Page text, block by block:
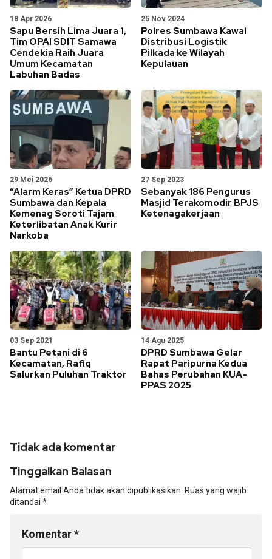
18 Apr 2026
Sapu Bersih Lima Juara 1,
Tim OPAI SDIT Samawa
Cendekia Raih Juara
Umum Kecamatan
Labuhan Badas
25 Nov 2024
Polres Sumbawa Kawal
Distribusi Logistik
Pilkada ke Wilayah
Kepulauan
29 Mei 2026
“Alarm Keras” Ketua DPRD
Sumbawa dan Kepala
Kemenag Soroti Tajam
Keterlibatan Anak Kurir
Narkoba
27 Sep 2023
Sebanyak 186 Pengurus
Masjid Terakomodir BPJS
Ketenagakerjaan
03 Sep 2021
Bantu Petani di 6
Kecamatan, Rafiq
Salurkan Puluhan Traktor
14 Agu 2025
DPRD Sumbawa Gelar
Rapat Paripurna Kedua
Bahas Perubahan KUA-
PPAS 2025
Tidak ada komentar
Tinggalkan Balasan
Alamat email Anda tidak akan dipublikasikan. Ruas yang wajib
ditandai *
Komentar*